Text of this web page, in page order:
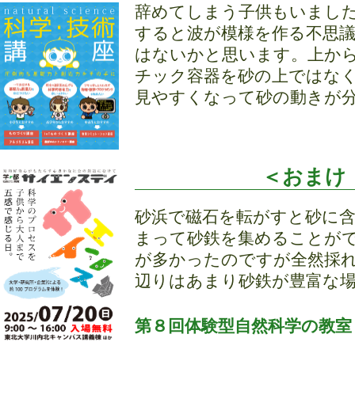
辞めてしまう子供もいまし
すると波が模様を作る不思
はないかと思います。上か
チック容器を砂の上ではな
見やすくなって砂の動きが
＜おまけ
砂浜で磁石を転がすと砂に
まって砂鉄を集めることが
が多かったのですが全然採
辺りはあまり砂鉄が豊富な
第８回体験型自然科学の教